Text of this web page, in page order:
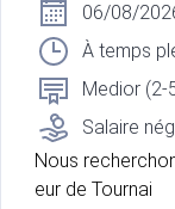
06/08/
À temps
Medior (2-
Salaire
Nous
eur de Tournai